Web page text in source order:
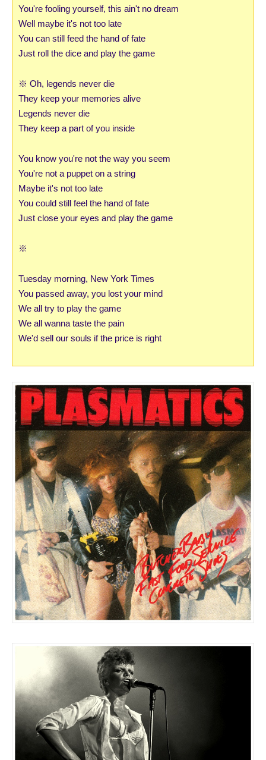
You're fooling yourself, this ain't no dream
Well maybe it's not too late
You can still feed the hand of fate
Just roll the dice and play the game
※ Oh, legends never die
They keep your memories alive
Legends never die
They keep a part of you inside
You know you're not the way you seem
You're not a puppet on a string
Maybe it's not too late
You could still feel the hand of fate
Just close your eyes and play the game
※
Tuesday morning, New York Times
You passed away, you lost your mind
We all try to play the game
We all wanna taste the pain
We'd sell our souls if the price is right